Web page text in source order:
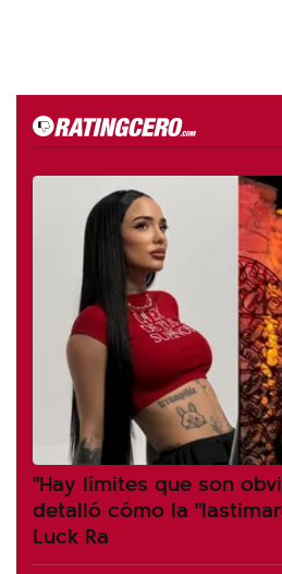
"Hay límites que son
detalló cómo la
Luck Ra